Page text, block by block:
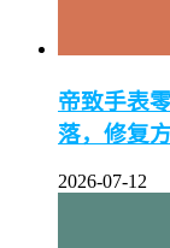
帝致手表
落，修复
2026-07-12